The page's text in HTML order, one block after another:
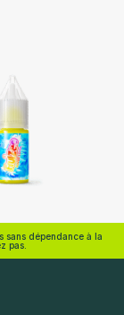
options
sans dépendance à la
pas.